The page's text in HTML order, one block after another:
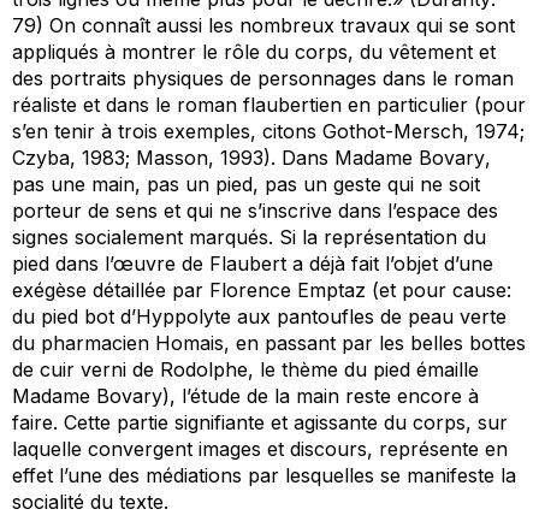
79) On connaît aussi les nombreux travaux qui se sont
appliqués à montrer le rôle du corps, du vêtement et
des portraits physiques de personnages dans le roman
réaliste et dans le roman flaubertien en particulier (pour
s’en tenir à trois exemples, citons Gothot-Mersch, 1974;
Czyba, 1983; Masson, 1993). Dans Madame Bovary,
pas une main, pas un pied, pas un geste qui ne soit
porteur de sens et qui ne s’inscrive dans l’espace des
signes socialement marqués. Si la représentation du
pied dans l’œuvre de Flaubert a déjà fait l’objet d’une
exégèse détaillée par Florence Emptaz (et pour cause:
du pied bot d’Hyppolyte aux pantoufles de peau verte
du pharmacien Homais, en passant par les belles bottes
de cuir verni de Rodolphe, le thème du pied émaille
Madame Bovary), l’étude de la main reste encore à
faire. Cette partie signifiante et agissante du corps, sur
laquelle convergent images et discours, représente en
effet l’une des médiations par lesquelles se manifeste la
socialité du texte.